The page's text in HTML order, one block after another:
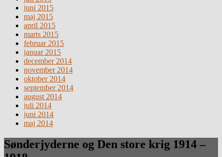
juni 2015
maj 2015
april 2015
marts 2015
februar 2015
januar 2015
december 2014
november 2014
oktober 2014
september 2014
august 2014
juli 2014
juni 2014
maj 2014
Sønderjyderne og Den store krig 1914 –